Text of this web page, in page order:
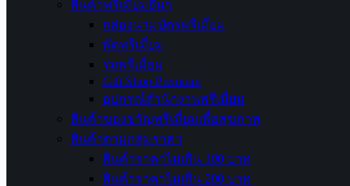
สินค้าพรีเมี่ยมอื่นๆ
กล่องนามบัตรพรีเมี่ยม
พัดพรีเมี่ยม
ร่มพรีเมี่ยม
Gift Shop Premium
อุปกรณ์สำนักงานพรีเมี่ยม
สินค้าของขวัญพรีเมี่ยมเพื่อสุขภาพ
สินค้าตามกลุ่มราคา
สินค้าราคาไม่เกิน 100 บาท
สินค้าราคาไม่เกิน 200 บาท